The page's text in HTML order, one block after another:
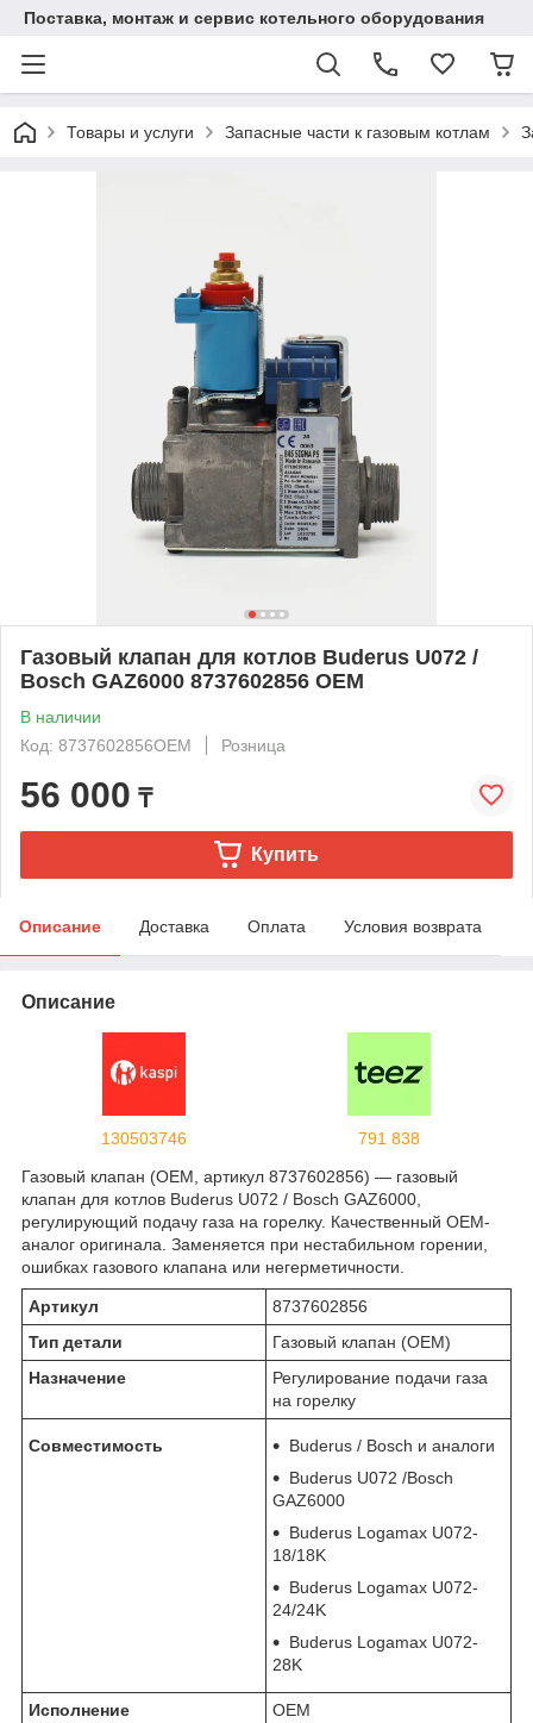
Поставка, монтаж и сервис котельного оборудования
Товары и услуги Запасные части к газовым котлам
Газовый клапан для котлов Buderus U072 /
Bosch GAZ6000 8737602856 OEM
В наличии
Код: 8737602856OEM
Розница
56 000 ₸
Купить
Описание Доставка Оплата Условия возврата
Описание
130503746
791 838
Газовый клапан (OEM, артикул 8737602856) — газовый
клапан для котлов Buderus U072 / Bosch GAZ6000,
регулирующий подачу газа на горелку. Качественный OEM-
аналог оригинала. Заменяется при нестабильном горении,
ошибках газового клапана или негерметичности.
Артикул
8737602856
Тип детали
Газовый клапан (OEM)
Назначение
Регулирование подачи газа
на горелку
Совместимость
Buderus / Bosch и аналоги
Buderus U072 /Bosch
GAZ6000
Buderus Logamax U072-
18/18K
Buderus Logamax U072-
24/24K
Buderus Logamax U072-
28K
Исполнение OEM